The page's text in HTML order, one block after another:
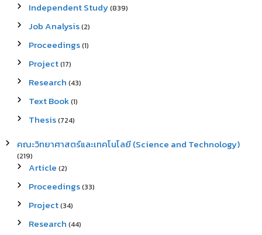
Independent Study(839)
Job Analysis(2)
Proceedings(1)
Project(17)
Research (43)
Text Book(1)
Thesis(724)
คณะวิทยาศาสตร์และเทคโนโลยี (Science and Technology)
(219)
Article (2)
Proceedings(33)
Project(34)
Research (44)